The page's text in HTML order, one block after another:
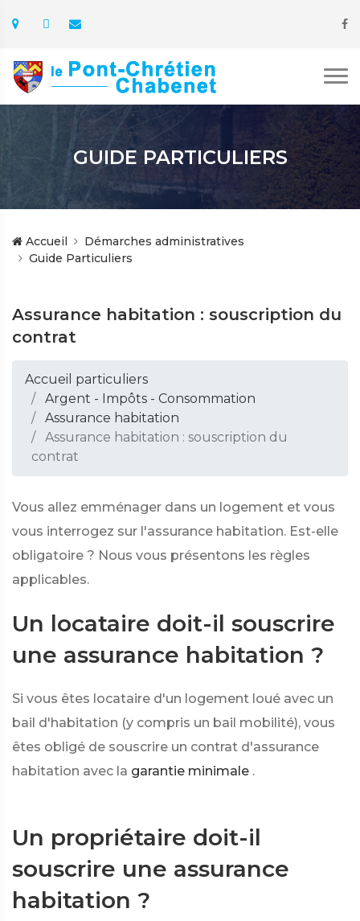
GUIDE PARTICULIERS
Accueil
Démarches administratives
Guide Particuliers
Assurance habitation : souscription du
contrat
Accueil particuliers
Argent - Impôts - Consommation
Assurance habitation
Assurance habitation : souscription du
contrat
Vous allez emménager dans un logement et vous
vous interrogez sur l'assurance habitation. Est-elle
obligatoire ? Nous vous présentons les règles
applicables.
Un locataire doit-il souscrire
une assurance habitation ?
Si vous êtes locataire d'un logement loué avec un
bail d'habitation (y compris un bail mobilité), vous
êtes obligé de souscrire un contrat d'assurance
habitation avec la garantie minimale .
Un propriétaire doit-il
souscrire une assurance
habitation ?